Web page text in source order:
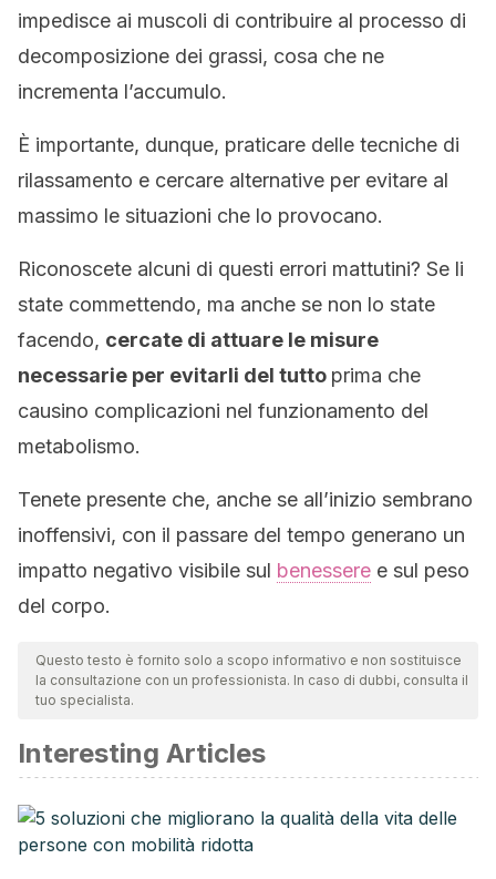
impedisce ai muscoli di contribuire al processo di
decomposizione dei grassi, cosa che ne
incrementa l’accumulo.
È importante, dunque, praticare delle tecniche di
rilassamento e cercare alternative per evitare al
massimo le situazioni che lo provocano.
Riconoscete alcuni di questi errori mattutini? Se li
state commettendo, ma anche se non lo state
facendo, cercate di attuare le misure
necessarie per evitarli del tutto prima che
causino complicazioni nel funzionamento del
metabolismo.
Tenete presente che, anche se all’inizio sembrano
inoffensivi, con il passare del tempo generano un
impatto negativo visibile sul benessere e sul peso
del corpo.
Questo testo è fornito solo a scopo informativo e non sostituisce
la consultazione con un professionista. In caso di dubbi, consulta il
tuo specialista.
Interesting Articles